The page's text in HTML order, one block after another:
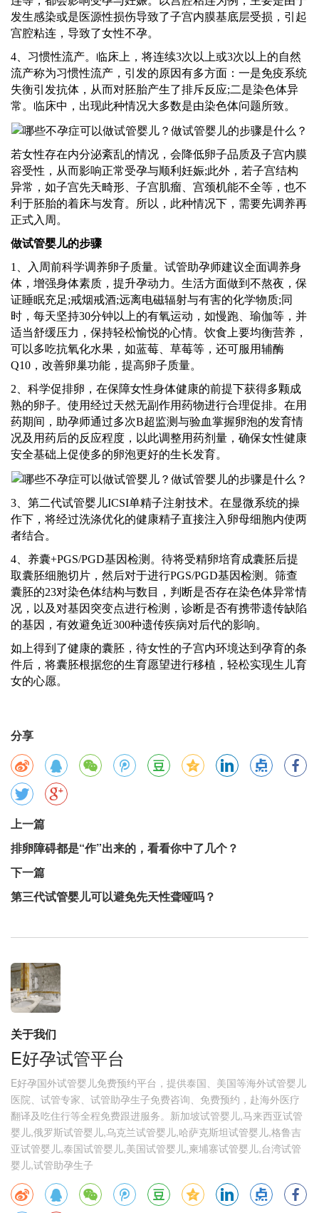
发生感染或是医源性损伤导致了子宫内膜基底层受损，引起
宫腔粘连，导致了女性不孕。
4、习惯性流产。临床上，将连续3次以上或3次以上的自然
流产称为习惯性流产，引发的原因有多方面：一是免疫系统
失衡引发抗体，从而对胚胎产生了排斥反应;二是染色体异
常。临床中，出现此种情况大多数是由染色体问题所致。
若女性存在内分泌紊乱的情况，会降低卵子品质及子宫内膜
容受性，从而影响正常受孕与顺利妊娠;此外，若子宫结构
异常，如子宫先天畸形、子宫肌瘤、宫颈机能不全等，也不
利于胚胎的着床与发育。所以，此种情况下，需要先调养再
正式入周。
做试管婴儿的步骤
1、入周前科学调养卵子质量。 试管助孕师建议全面调养身
体，增强身体素质，提升孕动力。生活方面做到不熬夜，保
证睡眠充足;戒烟戒酒;远离电磁辐射与有害的化学物质;同
时，每天坚持30分钟以上的有氧运动，如慢跑、瑜伽等，并
适当舒缓压力，保持轻松愉悦的心情。饮食上要均衡营养，
可以多吃抗氧化水果，如蓝莓、草莓等，还可服用辅酶
Q10，改善卵巢功能，提高卵子质量。
2、 科学促排卵，在保障女性身体健康的前提下获得多颗成
熟的卵子。使用经过天然无副作用药物进行合理促排。在用
药期间， 助孕师通过多次B超监测与验血掌握卵泡的发育情
况及用药后的反应程度，以此调整用药剂量，确保女性健康
安全基础上促使多的卵泡更好的生长发育。
3、第二代试管婴儿ICSI单精子注射技术。在显微系统的操
作下，将经过洗涤优化的健康精子直接注入卵母细胞内使两
者结合。
4、养囊+PGS/PGD基因检测。待将受精卵培育成囊胚后提
取囊胚细胞切片，然后对于进行PGS/PGD基因检测。筛查
囊胚的23对染色体结构与数目，判断是否存在染色体异常情
况，以及对基因突变点进行检测，诊断是否有携带遗传缺陷
的基因，有效避免近300种遗传疾病对后代的影响。
如上得到了健康的囊胚，待女性的子宫内环境达到孕育的条
件后，将囊胚根据您的生育愿望进行移植，轻松实现生儿育
女的心愿。
分享
上一篇
排卵障碍都是“作”出来的，看看你中了几个？
下一篇
第三代试管婴儿可以避免先天性聋哑吗？
关于我们
E好孕试管平台
E好孕国外试管婴儿免费预约平台，提供泰国、美国等海外试管婴儿
医院、试管专家、试管助孕生子免费咨询、免费预约，赴海外医疗
翻译及吃住行等全程免费跟进服务。新加坡试管婴儿,马来西亚试管
婴儿,俄罗斯试管婴儿,乌克兰试管婴儿,哈萨克斯坦试管婴儿,格鲁吉
亚试管婴儿,泰国试管婴儿,美国试管婴儿,柬埔寨试管婴儿,台湾试管
婴儿,试管助孕生子